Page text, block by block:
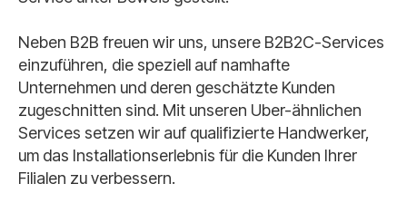
Neben B2B freuen wir uns, unsere B2B2C-Services
einzuführen, die speziell auf namhafte
Unternehmen und deren geschätzte Kunden
zugeschnitten sind. Mit unseren Uber-ähnlichen
Services setzen wir auf qualifizierte Handwerker,
um das Installationserlebnis für die Kunden Ihrer
Filialen zu verbessern.